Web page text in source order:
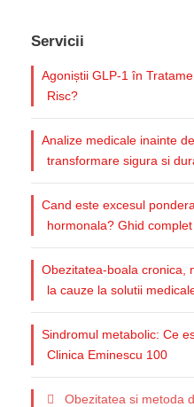
Servicii
Agoniștii GLP-1 în
Risc?
Analize medicale inainte
transformare sigura si
Cand este excesul
hormonala? Ghid
Obezitatea-boala cronica,
la cauze la solutii
Sindromul metabolic: Ce
Clinica Eminescu 100
Obezitatea si metoda